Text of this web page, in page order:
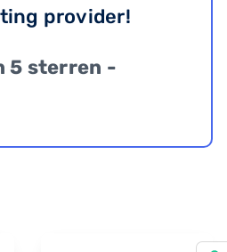
provider!
5 sterren -